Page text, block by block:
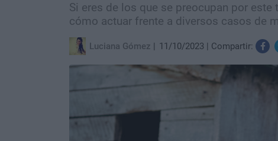
Si eres de los que se preocupan por
cómo actuar frente a diversos casos de
Luciana Gómez 11/10/2023 Compartir: